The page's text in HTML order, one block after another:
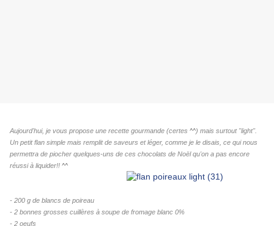
Aujourd'hui, je vous propose une recette gourmande (certes ^^) mais surtout "light".
Un petit flan simple mais remplit de saveurs et léger, comme je le disais, ce qui nous
permettra de piocher quelques-uns de ces chocolats de Noël qu'on a pas encore
réussi à liquider!! ^^
- 200 g de blancs de poireau
- 2 bonnes grosses cuillères à soupe de fromage blanc 0%
- 2 oeufs